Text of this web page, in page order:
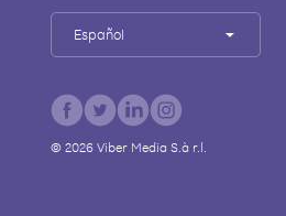
Español
© 2026Viber Media S.à r.l.